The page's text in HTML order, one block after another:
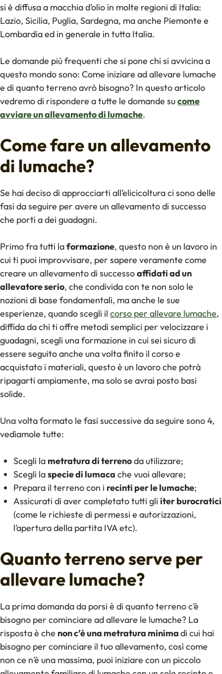
si è diffusa a macchia d’olio in molte regioni di Italia:
Lazio, Sicilia, Puglia, Sardegna, ma anche Piemonte e
Lombardia ed in generale in tutta Italia.
Le domande più frequenti che si pone chi si avvicina a
questo mondo sono: Come iniziare ad allevare lumache
e di quanto terreno avrò bisogno? In questo articolo
vedremo di rispondere a tutte le domande sucome
avviare un allevamento di lumache.
Come fare un allevamento
di lumache?
Se hai deciso di approcciarti all’elicicoltura ci sono delle
fasi da seguire per avere un allevamento di successo
che porti a dei guadagni.
Primo fra tutti laformazione, questo non è un lavoro in
cui ti puoi improvvisare, per sapere veramente come
creare un allevamento di successoaffidati ad un
allevatore serio, che condivida con te non solo le
nozioni di base fondamentali, ma anche le sue
esperienze, quando scegli il corso per allevare lumache,
diffida da chi ti offre metodi semplici per velocizzare i
guadagni, scegli una formazione in cui sei sicuro di
essere seguito anche una volta finito il corso e
acquistato i materiali, questo è un lavoro che potrà
ripagarti ampiamente, ma solo se avrai posto basi
solide.
Una volta formato le fasi successive da seguire sono 4,
vediamole tutte:
Scegli la metratura di terrenoda utilizzare;
Scegli laspecie di lumaca che vuoi allevare;
Prepara il terreno con i recinti per le lumache;
Assicurati di aver completato tutti gli iter burocratici
(come le richieste di permessi e autorizzazioni,
l’apertura della partita IVA etc).
Quanto terreno serve per
allevare lumache?
La prima domanda da porsi è di quanto terreno c’è
bisogno per cominciare ad allevare le lumache? La
risposta è che non c’è una metratura minimadi cui hai
bisogno per cominciare il tuo allevamento, così come
non ce n’è una massima, puoi iniziare con un piccolo